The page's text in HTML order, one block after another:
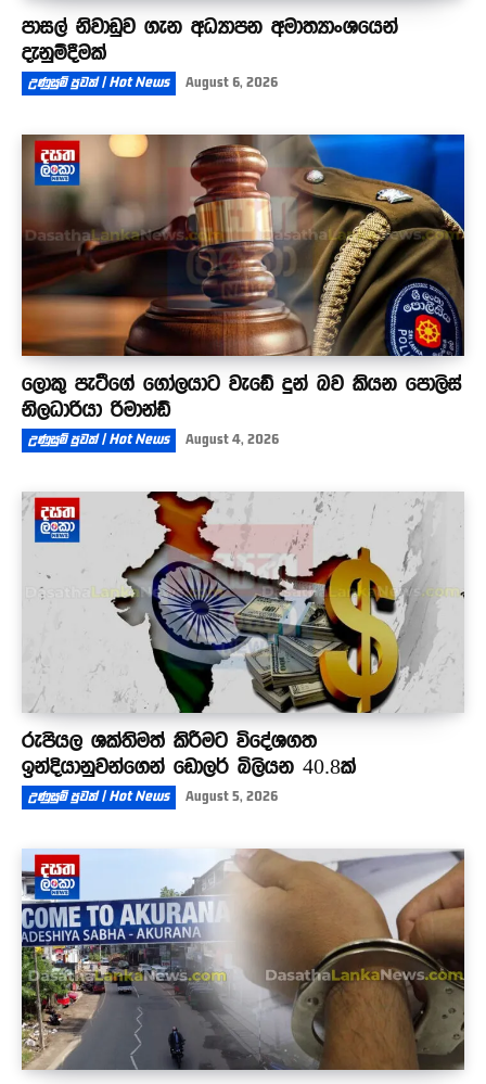
පාසල් නිවාඩුව ගැන අධ්‍යාපන අමාත්‍යාංශයෙන්
දැනුම්දීමක්
උණුසුම් පුවත් | Hot News August 6, 2026
ලොකු පැටීගේ ගෝලයාට වැඩේ දුන් බව කියන පොලිස්
නිලධාරියා රිමාන්ඩ්
උණුසුම් පුවත් | Hot News August 4, 2026
රුපියල ශක්තිමත් කිරීමට විදේශගත
ඉන්දියානුවන්ගෙන් ඩොලර් බිලියන 40.8ක්
උණුසුම් පුවත් | Hot News August 5, 2026